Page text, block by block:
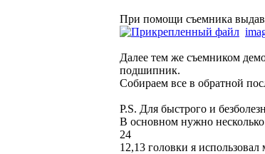
При помощи съемника
Далее тем же съемником
подшипник.
Собираем все в обратной
P.S. Для быстрого и
В основном нужно
24
12,13 головки я